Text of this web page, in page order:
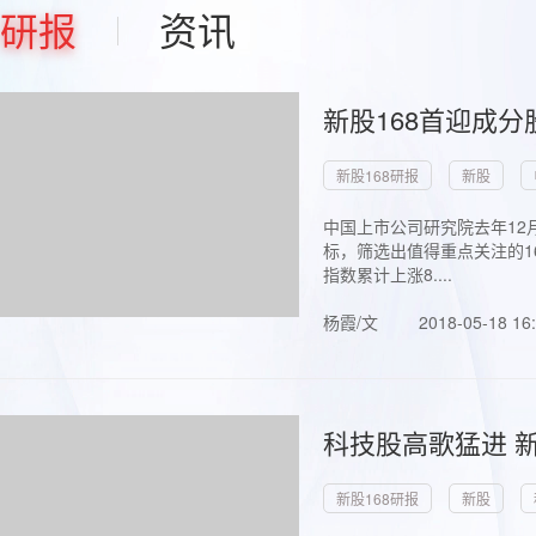
研报 资讯
新股168首迎成
新股168研报 新股
中国上市公司研究院去年
标，筛选出值得重点关注的
指数累计上涨8....
杨霞/文
2018-05-18
科技股高歌猛进
新股168研报 新股